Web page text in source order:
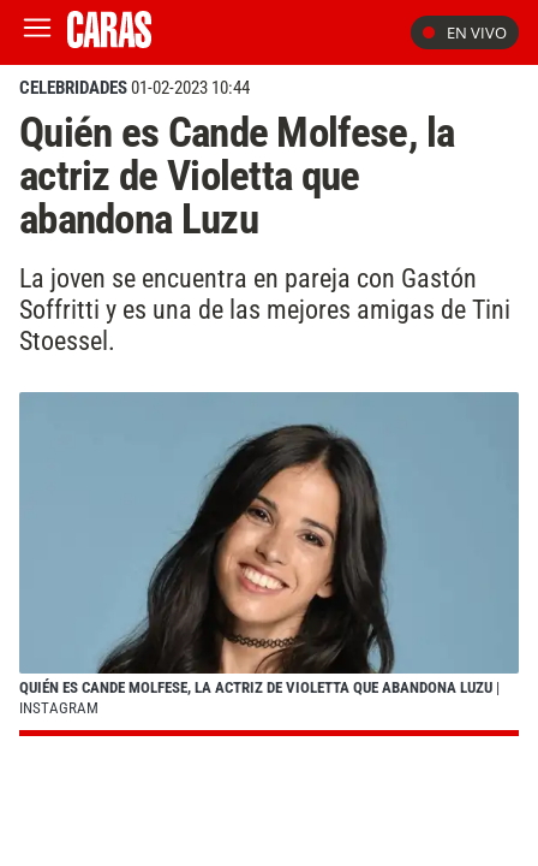
EN VIVO
CELEBRIDADES01-02-2023 10:44
Quién es Cande Molfese, la
actriz de Violetta que
abandona Luzu
La joven se encuentra en pareja con Gastón
Soffritti y es una de las mejores amigas de Tini
Stoessel.
QUIÉN ES CANDE MOLFESE, LA ACTRIZ DE VIOLETTA QUE ABANDONA LUZU |
INSTAGRAM